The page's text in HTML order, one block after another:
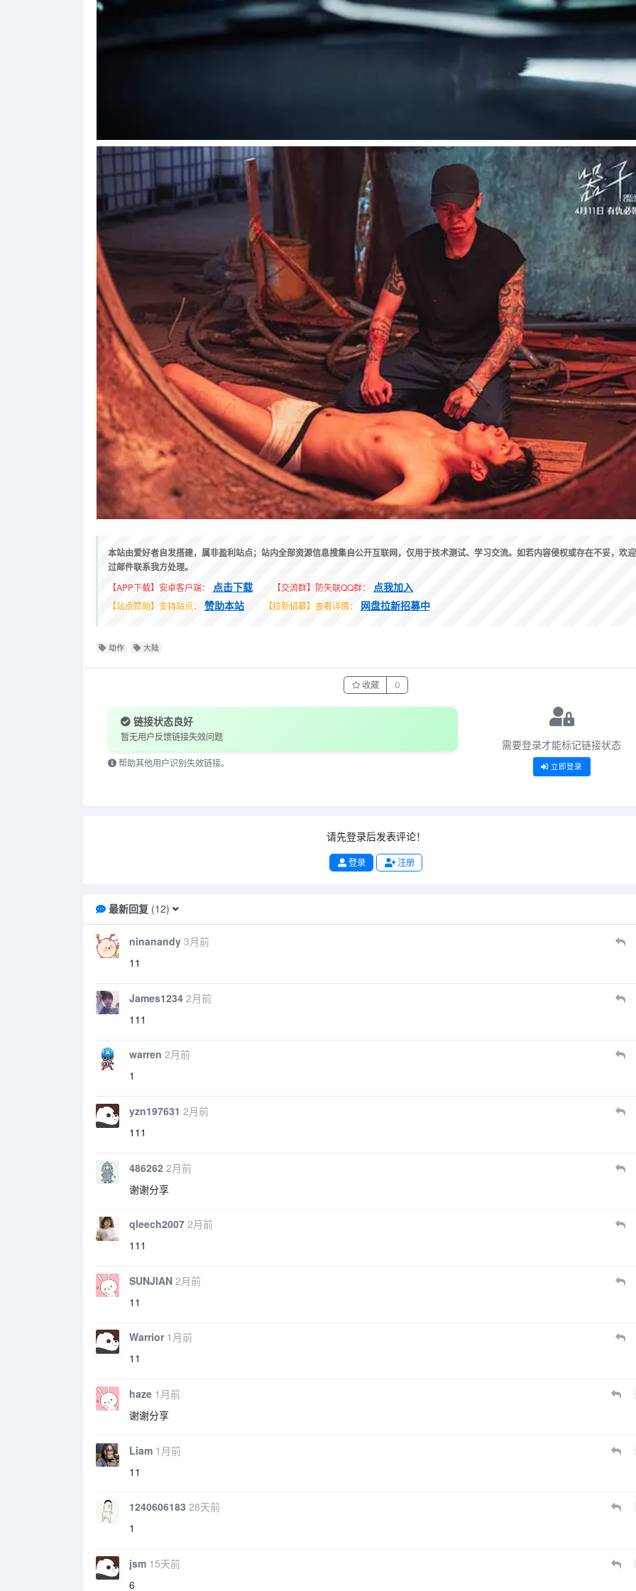
本站由爱好者自发搭建，属非盈利站点；站内全部资源信息搜集自公开互联网，仅用于技术测试、学习交流。如若内容侵权或存在不妥，欢
过邮件联系我方处理。
【APP下载】安卓客户端： 点击下载 【交流群】防失联QQ群： 点我加入
【站点赞助】支持站点： 赞助本站 【拉新招募】查看详情： 网盘拉新招募中
动作 大陆
收藏 0
链接状态良好
暂无用户反馈链接失效问题
帮助其他用户识别失效链接。
需要登录才能标记链接状态
立即登录
请先登录后发表评论！
登录 注册
最新回复(12)
ninanandy 3月前
11
James1234 2月前
111
warren 2月前
1
yzn197631 2月前
111
486262 2月前
谢谢分享
qleech2007 2月前
111
SUNJIAN 2月前
11
Warrior 1月前
11
haze 1月前
谢谢分享
Liam 1月前
11
1240606183 28天前
1
jsm 15天前
6